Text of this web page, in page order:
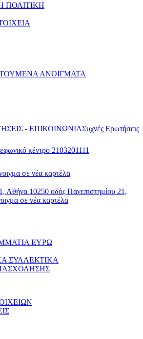
ΠΟΛΙΤΙΚΗ
ΑΝΟΙΓΜΑΤΑ
- ΕΠΙΚΟΙΝΩΝΙΑΣυχνές Ερωτήσεις
κέντρο 2103201111
σε νέα καρτέλα
Αθήνα 10250 οδός Πανεπιστημίου 21,
σε νέα καρτέλα
ΕΥΡΩ
ΣΥΛΛΕΚΤΙΚΑ